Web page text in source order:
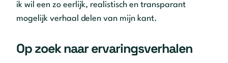
ik wil een zo eerlijk, realistisch en transparant
mogelijk verhaal delen van mijn kant.
Op zoek naar ervaringsverhalen